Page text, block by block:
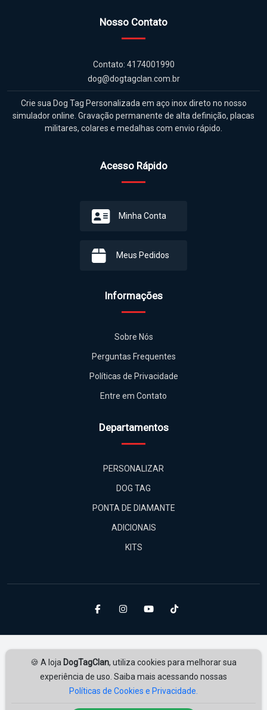
🍪 A loja DogTagClan, utiliza cookies para melhorar sua
experiência de uso. Saiba mais acessando nossas
Políticas de Cookies e Privacidade.
Nosso Contato
Contato: 4174001990
dog@dogtagclan.com.br
Crie sua Dog Tag Personalizada em aço inox direto no nosso
simulador online. Gravação permanente de alta definição, placas
militares, colares e medalhas com envio rápido.
Acesso Rápido
Minha Conta
Meus Pedidos
Informações
Sobre Nós
Perguntas Frequentes
Políticas de Privacidade
Entre em Contato
Departamentos
PERSONALIZAR
DOG TAG
PONTA DE DIAMANTE
ADICIONAIS
KITS
Desenvolvido porAmplie Soluções